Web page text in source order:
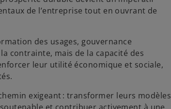
de l’entreprise tout en ouvrant de
des usages, gouvernance
contrainte, mais de la capacité des
leur utilité économique et sociale,
exigeant : transformer leurs modèles